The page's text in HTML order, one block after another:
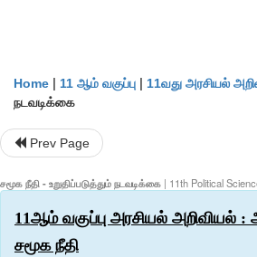
Home | 11 ஆம் வகுப்பு | 11வது அரசியல்
நடவடிக்கை
Prev Page
சமூக நீதி - உறுதிப்படுத்தும் நடவடிக்கை | 11th Political
11ஆம் வகுப்பு அரசியல் அறிவியல் :
சமூக நீதி